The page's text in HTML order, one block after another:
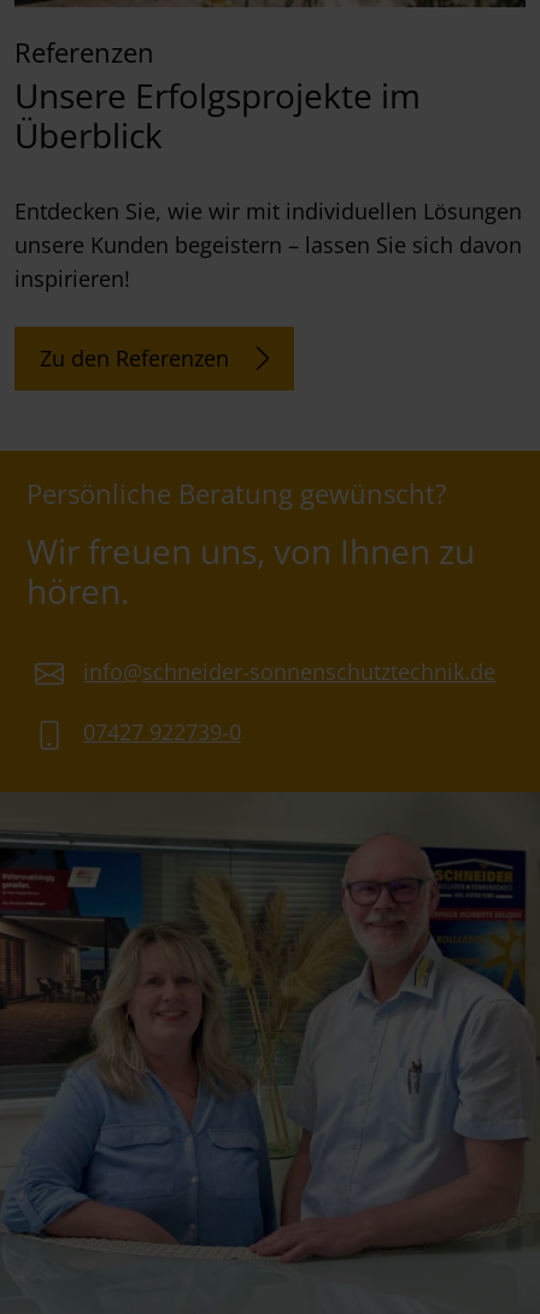
Referenzen
Unsere Erfolgsprojekte im
Überblick
Entdecken Sie, wie wir mit individuellen Lösungen
unsere Kunden begeistern – lassen Sie sich davon
inspirieren!
Zu den Referenzen
Persönliche Beratung gewünscht?
Wir freuen uns, von Ihnen zu
hören.
info@schneider-sonnenschutztechnik.de
07427 922739-0